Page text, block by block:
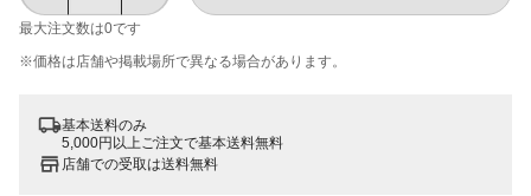
最大注文数は0です
※価格は​店舗や​掲載場所で​異なる​場合が​あります。
基本送料のみ
5,000円以上ご注文で基本送料無料
店舗での受取は送料無料